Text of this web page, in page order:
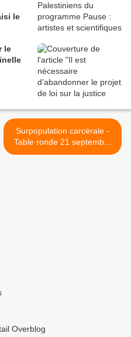
le
le
Surpopulation carcérale -
Table ronde 21 septembre
2024 - 10h/13h >
Overblog